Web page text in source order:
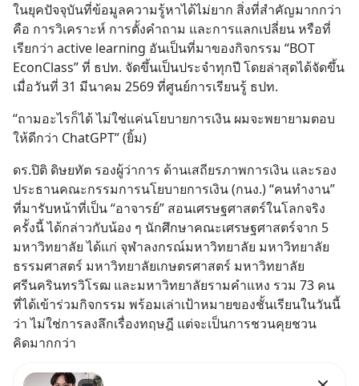
ในยุคปัจจุบันที่ข้อมูลความรู้หาได้ไม่ยาก สิ่งที่สำคัญมากกว่า
คือ การวิเคราะห์ การตั้งคำถาม และการแลกเปลี่ยน หรือที่
เรียกว่า active learning อันเป็นที่มาของกิจกรรม “BOT
EconClass” ที่ ธปท. จัดขึ้นเป็นประจำทุกปี โดยล่าสุดได้จัดขึ้น
เมื่อวันที่ 31 มีนาคม 2569 ที่ศูนย์การเรียนรู้ ธปท.
“ถามอะไรก็ได้ ไม่ใช่แค่นโยบายการเงิน ผมจะพยายามตอบ
ให้ดีกว่า ChatGPT” (ยิ้ม)
ดร.ปิติ ดิษยทัต รองผู้ว่าการ ด้านเสถียรภาพการเงิน และรอง
ประธานคณะกรรมการนโยบายการเงิน (กนง.) “คนทำงาน”
ที่มารับหน้าที่เป็น “อาจารย์” สอนเศรษฐศาสตร์ในโลกจริง
ครั้งนี้ ได้กล่าวกับน้อง ๆ นักศึกษาคณะเศรษฐศาสตร์จาก 5
มหาวิทยาลัย ได้แก่ จุฬาลงกรณ์มหาวิทยาลัย มหาวิทยาลัย
ธรรมศาสตร์ มหาวิทยาลัยเกษตรศาสตร์ มหาวิทยาลัย
ศรีนครินทรวิโรฒ และมหาวิทยาลัยรามคำแหง รวม 73 คน
ที่ได้เข้าร่วมกิจกรรม พร้อมเล่าเป้าหมายของชั้นเรียนในวันนี้
ว่า ไม่ใช่การลงลึกเรื่องทฤษฎี แต่จะเป็นการชวนคุยชวน
คิดมากกว่า